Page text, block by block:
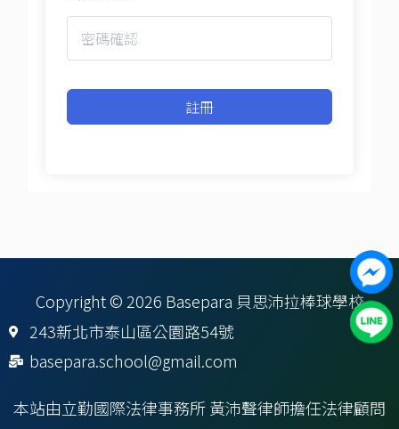
註冊
Copyright © 2026 Basepara 貝思沛拉棒球學校
243新北市泰山區公園路54號
basepara.school@gmail.com
本站由立勤國際法律事務所 黃沛聲律師擔任法律顧問